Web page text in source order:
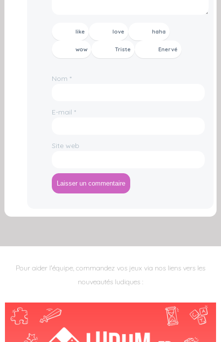
like love haha
wow Triste Enervé
Nom *
E-mail *
Site web
l
a
v
e
Pour aider l'équipe, commandez vos jeux via nos liens vers les
nouveautés ludiques :